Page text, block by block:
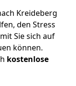
Kreideberg
den Stress
Sie sich auf
können.
kostenlose